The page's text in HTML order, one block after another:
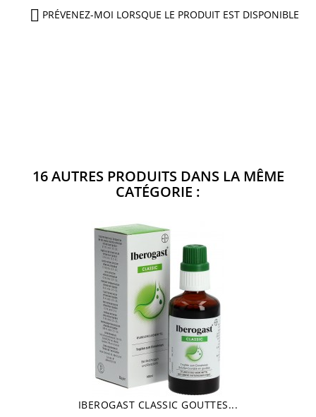
 PRÉVENEZ-MOI LORSQUE LE PRODUIT EST DISPONIBLE
16 AUTRES PRODUITS DANS LA MÊME
CATÉGORIE :
IBEROGAST CLASSIC GOUTTES...